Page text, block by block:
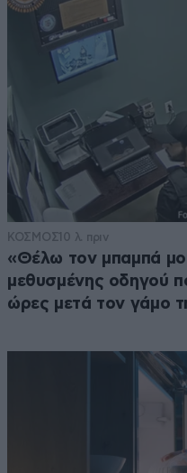
ΚΟΣΜΟΣ10 λ. πριν
«Θέλω τον μπαμπά
μεθυσμένης οδηγού
ώρες μετά τον γάμο